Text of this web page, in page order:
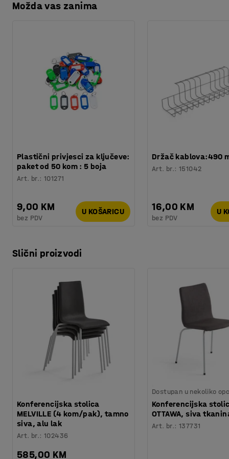
Možda vas zanima
Plastični privjesci za ključeve:
paket od 50 kom : 5 boja
Art. br.:101271
9,00 KM
bez PDV
U KOŠARICU
Držač kablova:490
Art. br.:151042
16,00 KM
bez PDV
U
Slični proizvodi
Konferencijska stolica
MELVILLE (4 kom/pak), tamno
siva, alu lak
Art. br.:102436
585,00 KM
Dostupan u nekoliko
Konferencijska
OTTAWA, siva
Art. br.:137731